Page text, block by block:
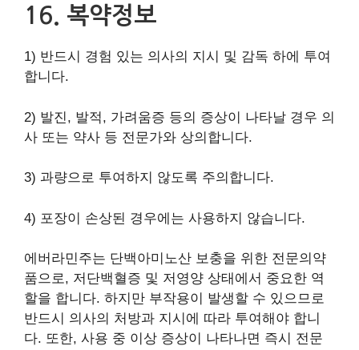
16. 복약정보
1) 반드시 경험 있는 의사의 지시 및 감독 하에 투여
합니다.
2) 발진, 발적, 가려움증 등의 증상이 나타날 경우 의
사 또는 약사 등 전문가와 상의합니다.
3) 과량으로 투여하지 않도록 주의합니다.
4) 포장이 손상된 경우에는 사용하지 않습니다.
에버라민주는 단백아미노산 보충을 위한 전문의약
품으로, 저단백혈증 및 저영양 상태에서 중요한 역
할을 합니다. 하지만 부작용이 발생할 수 있으므로
반드시 의사의 처방과 지시에 따라 투여해야 합니
다. 또한, 사용 중 이상 증상이 나타나면 즉시 전문